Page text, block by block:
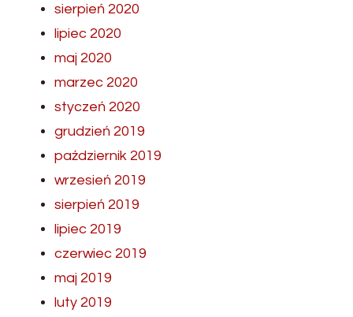
sierpień 2020
lipiec 2020
maj 2020
marzec 2020
styczeń 2020
grudzień 2019
październik 2019
wrzesień 2019
sierpień 2019
lipiec 2019
czerwiec 2019
maj 2019
luty 2019